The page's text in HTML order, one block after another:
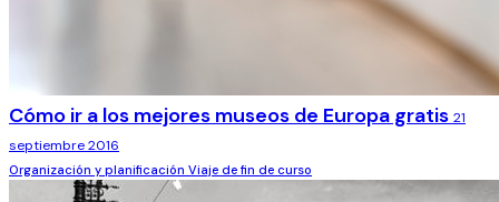
Cómo ir a los mejores museos de Europa gratis 21
septiembre 2016
Organización y planificación Viaje de fin de curso